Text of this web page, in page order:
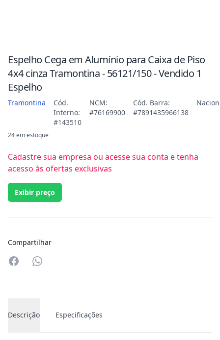
Espelho Cega em Alumínio para Caixa de Piso
4x4 cinza Tramontina - 56121/150 - Vendido 1
Espelho
Tramontina
Cód.
Interno:
#143510
NCM:
#76169900
Cód. Barra:
#7891435966138
24 em estoque
Cadastre sua empresa ou acesse sua conta e tenha
acesso às ofertas exclusivas
Exibir preço
Compartilhar
Compartilhar no Whatsapp
Descrição Especificações